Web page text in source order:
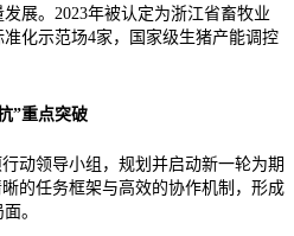
展。2023年被认定为浙江省畜牧业
化示范场4家，国家级生猪产能调控
”重点突破
行动领导小组，规划并启动新一轮为期
的任务框架与高效的协作机制，形成
。